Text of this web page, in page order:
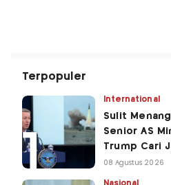
Terpopuler
International
Sulit
Senior AS
Trump Cari
08 Agustus 2026
Nasional